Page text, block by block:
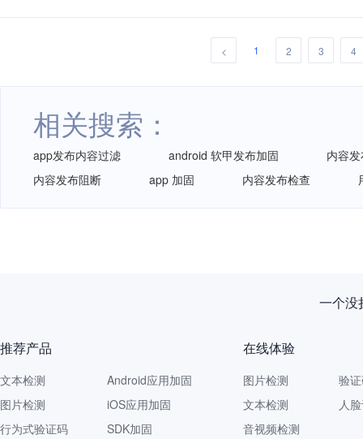
< 1 2 3 4
相关搜索：
app发布内容过滤 android 软甲发布加固
内容
内容发布阻断
app 加固 内容发布检查
一个没
推荐产品
文本检测
图片检测
行为式验证码
Android应用加固
iOS应用加固
SDK加固
在线体验
图片检测
文本检测
音视频检测
验
人